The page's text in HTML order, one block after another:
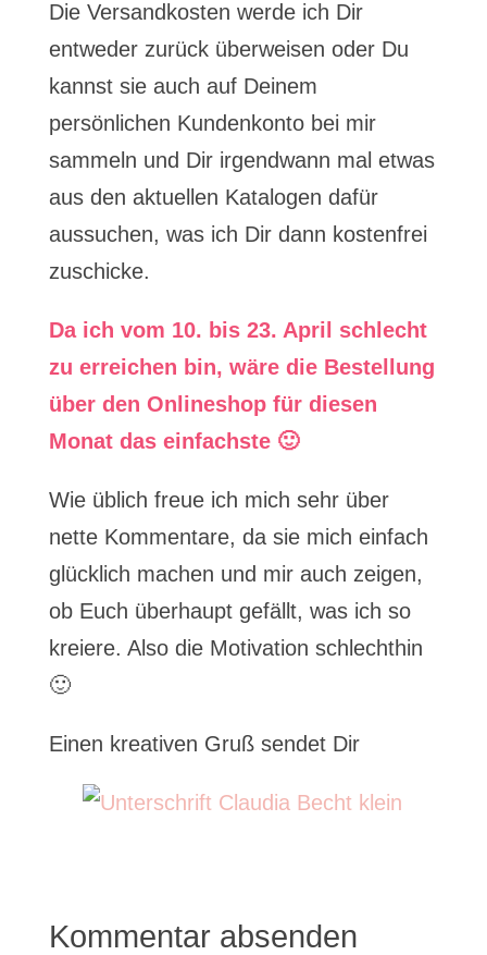
Die Versandkosten werde ich Dir
entweder zurück überweisen oder Du
kannst sie auch auf Deinem
persönlichen Kundenkonto bei mir
sammeln und Dir irgendwann mal etwas
aus den aktuellen Katalogen dafür
aussuchen, was ich Dir dann kostenfrei
zuschicke.
Da ich vom 10. bis 23. April schlecht
zu erreichen bin, wäre die Bestellung
über den Onlineshop für diesen
Monat das einfachste 🙂
Wie üblich freue ich mich sehr über
nette Kommentare, da sie mich einfach
glücklich machen und mir auch zeigen,
ob Euch überhaupt gefällt, was ich so
kreiere. Also die Motivation schlechthin
🙂
Einen kreativen Gruß sendet Dir
Kommentar absenden